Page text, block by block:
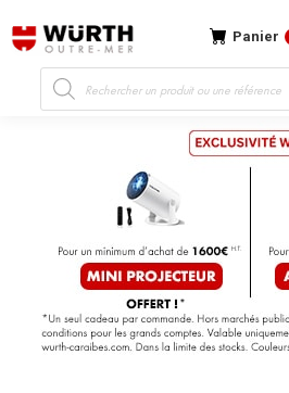
Recherche
de
produits
Panier